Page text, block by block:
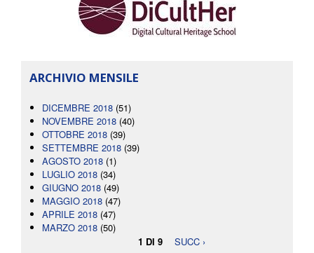
ARCHIVIO MENSILE
DICEMBRE 2018 (51)
NOVEMBRE 2018 (40)
OTTOBRE 2018 (39)
SETTEMBRE 2018 (39)
AGOSTO 2018 (1)
LUGLIO 2018 (34)
GIUGNO 2018 (49)
MAGGIO 2018 (47)
APRILE 2018 (47)
MARZO 2018 (50)
1 DI 9
SUCC ›